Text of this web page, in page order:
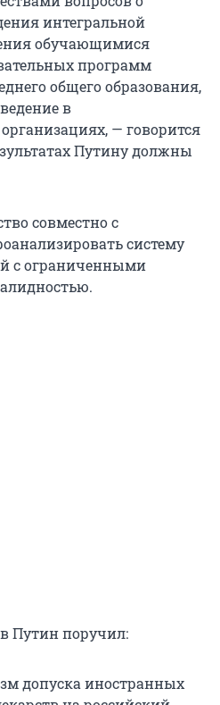
интегральной
обучающимися
программ
общего образования,
в
— говорится
Путину должны
совместно с
систему
с ограниченными
Путин поручил:
допуска иностранных